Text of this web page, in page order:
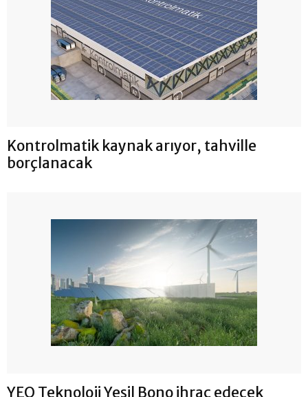
Kontrolmatik kaynak arıyor, tahville
borçlanacak
YEO Teknoloji Yeşil Bono ihraç edecek